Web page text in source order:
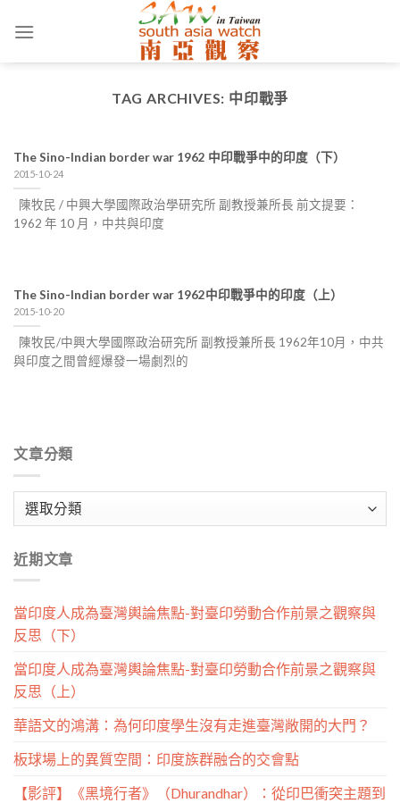
TAG ARCHIVES: 中印戰爭
The Sino-Indian border war 1962 中印戰爭中的印度（下）
2015-10-24
陳牧民 / 中興大學國際政治學研究所 副教授兼所長 前文提要：
1962 年 10 月，中共與印度
The Sino-Indian border war 1962中印戰爭中的印度（上）
2015-10-20
陳牧民/中興大學國際政治研究所 副教授兼所長 1962年10月，中共
與印度之間曾經爆發一場劇烈的
文章分類
類
近期文章
當印度人成為臺灣輿論焦點-對臺印勞動合作前景之觀察與
反思（下）
當印度人成為臺灣輿論焦點-對臺印勞動合作前景之觀察與
反思（上）
華語文的鴻溝：為何印度學生沒有走進臺灣敞開的大門？
板球場上的異質空間：印度族群融合的交會點
【影評】《黑境行者》（Dhurandhar）：從印巴衝突主題到